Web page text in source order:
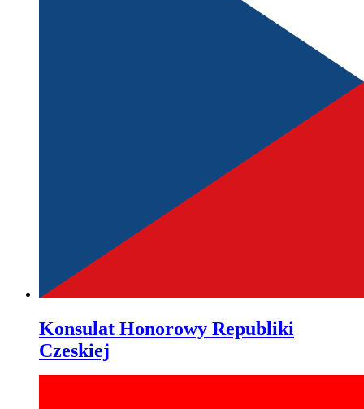
Konsulat Honorowy Republiki
Czeskiej